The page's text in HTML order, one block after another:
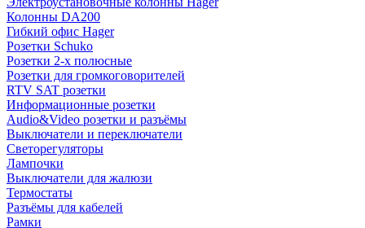
Колонны DA200
Гибкий офис Hager
Розетки Schuko
Розетки 2-х полюсные
Розетки для громкоговорителей
RTV SAT розетки
Информационные розетки
Audio&Video розетки и разъёмы
Выключатели и переключатели
Светорегуляторы
Лампочки
Выключатели для жалюзи
Термостаты
Разъёмы для кабелей
Рамки